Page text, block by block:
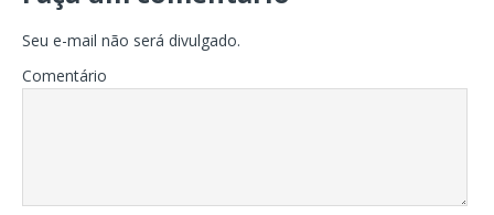
Seu e-mail não será divulgado.
Comentário